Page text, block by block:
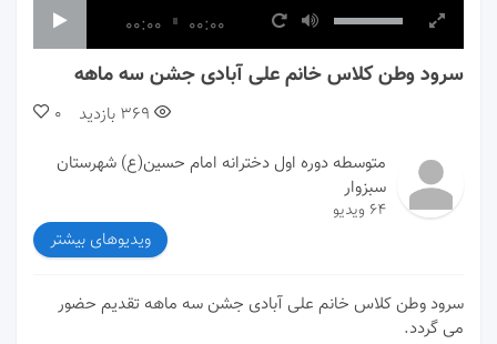
00:00 00:00
سرود وطن کلاس خانم علی آبادی جشن سه ماهه
0 369 بازدید
متوسطه دوره اول دخترانه امام حسین(ع) شهرستان
سبزوار
64 ویدیو
ویدیوهای بیشتر
سرود وطن کلاس خانم علی آبادی جشن سه ماهه تقدیم حضور
می گردد.